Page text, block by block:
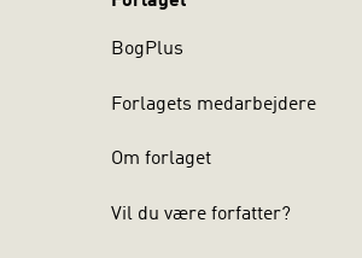
BogPlus
Forlagets medarbejdere
Om forlaget
Vil du være forfatter?